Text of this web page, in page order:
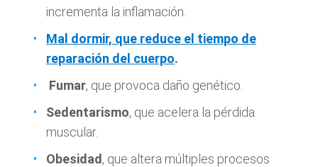
incrementa la inflamación.
Mal dormir, que reduce el tiempo de
reparación del cuerpo.
Fumar, que provoca daño genético.
Sedentarismo, que acelera la pérdida
muscular.
Obesidad , que altera múltiples procesos